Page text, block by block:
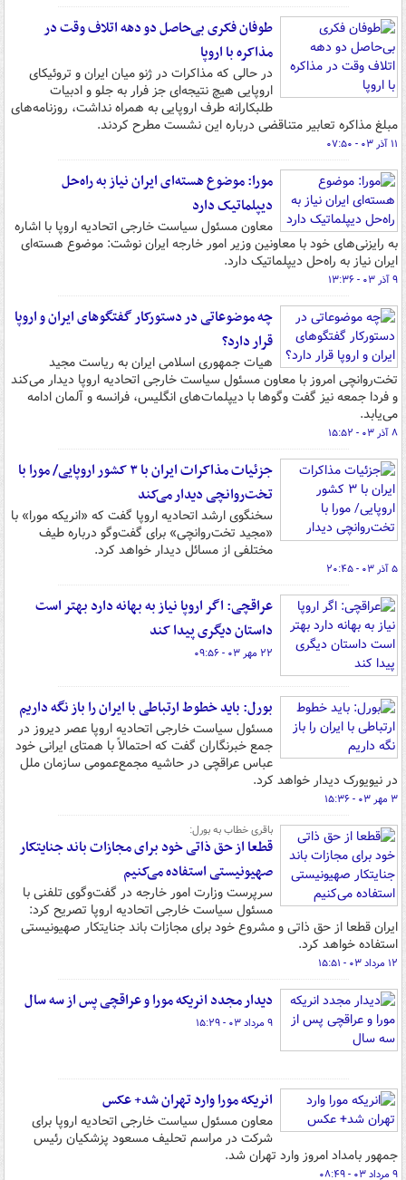
طوفان فکری بی‌حاصل دو دهه اتلاف وقت در
مذاکره با اروپا
در حالی که مذاکرات در ژنو میان ایران و تروئیکای
اروپایی هیچ نتیجه‌ای جز فرار به جلو و ادبیات
طلبکارانه طرف اروپایی به همراه نداشت، روزنامه‌های
مبلغ مذاکره تعابیر متناقضی درباره این نشست مطرح کردند.
۱۱ آذر ۰۳ - ۰۷:۵۰
مورا: موضوع هسته‌ای ایران نیاز به راه‌حل
دیپلماتیک دارد
معاون مسئول سیاست خارجی اتحادیه اروپا با اشاره
به رایزنی‌های خود با معاونین وزیر امور خارجه ایران نوشت: موضوع هسته‌ای
ایران نیاز به راه‌حل دیپلماتیک دارد.
۹ آذر ۰۳ - ۱۳:۳۶
چه موضوعاتی در دستورکار گفتگوهای ایران و اروپا
قرار دارد؟
هیات جمهوری اسلامی ایران به ریاست مجید
تخت‌روانچی امروز با معاون مسئول سیاست خارجی اتحادیه اروپا دیدار می‌کند
و فردا جمعه نیز گفت‌ وگوها با دیپلمات‌های انگلیس، فرانسه و آلمان ادامه
می‌یابد.
۸ آذر ۰۳ - ۱۵:۵۲
جزئیات مذاکرات ایران با ۳ کشور اروپایی/ مورا با
تخت‌روانچی دیدار می‌کند
سخنگوی ارشد اتحادیه اروپا گفت که «انریکه مورا» با
«مجید تخت‌روانچی» برای گفت‌وگو درباره طیف
مختلفی از مسائل دیدار خواهد کرد.
۵ آذر ۰۳ - ۲۰:۴۵
عراقچی: اگر اروپا نیاز به بهانه‌ دارد بهتر است
داستان دیگری پیدا کند
۲۲ مهر ۰۳ - ۰۹:۵۶
بورل: باید خطوط ارتباطی با ایران را باز نگه داریم
مسئول سیاست خارجی اتحادیه اروپا عصر دیروز در
جمع خبرنگاران گفت که احتمالاً با همتای ایرانی خود
عباس عراقچی در حاشیه مجمع‌عمومی سازمان ملل
در نیویورک دیدار خواهد کرد.
۳ مهر ۰۳ - ۱۵:۳۶
باقری خطاب به بورل:
قطعا از حق ذاتی خود برای مجازات باند جنایتکار
صهیونیستی استفاده می‌کنیم
سرپرست وزارت امور خارجه در گفت‌وگوی تلفنی با
مسئول سیاست خارجی اتحادیه اروپا تصریح کرد:
ایران قطعا از حق ذاتی و مشروع خود برای مجازات باند جنایتکار صهیونیستی
استفاده خواهد کرد.
۱۲ مرداد ۰۳ - ۱۵:۵۱
دیدار مجدد انریکه مورا و عراقچی پس از سه سال
۹ مرداد ۰۳ - ۱۵:۲۹
انریکه مورا وارد تهران شد+ عکس
معاون مسئول سیاست خارجی اتحادیه اروپا برای
شرکت در مراسم تحلیف مسعود پزشکیان رئیس
جمهور بامداد امروز وارد تهران شد.
۹ مرداد ۰۳ - ۰۸:۴۹